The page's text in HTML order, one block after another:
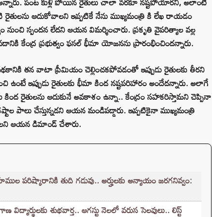
రైతులను ఆదుకోవాలని ఇప్పటికే నేను ముఖ్యమంత్రి కి లేఖ రాయడం
నుంచి స్పందన లేదని ఆయన విమర్శించారు. ప్రకృతి వైపరిత్యాల వల్ల
కేంద్ర ప్రభుత్వం ఫసల్ భీమా యోజనను ప్రారంభించిందన్నారు.
తన వాటా ప్రీమియం చెల్లించకపోవడంతో ఇప్పుడు రైతులకు తీరని
ఉంటే ఇప్పుడు రైతులకు భీమా కింద నష్టపరిహారం అందేదన్నారు. అలాగే
కింద రైతులను ఆదుకునే అవకాశం ఉన్నా.. కేంద్రం సహకరిస్తామని చెప్పినా
పాలు చేస్తున్నడని ఆయన మండిపడ్డారు. ఇప్పటికైనా ముఖ్యమంత్రి
ఆయన డిమాండ్‌ చేశారు.
పరిష్కారానికి తుది గడువు.. అర్హులకు అన్యాయం జరగనివ్వం:
శుభవార్త.. ఆగస్టు నెలలో వరుస సెలవులు.. లిస్ట్